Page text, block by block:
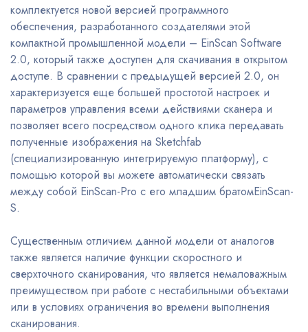
комплектуется новой версией программного
обеспечения, разработанного создателями этой
компактной промышленной модели – EinScan Software
2.0, который также доступен для скачивания в открытом
доступе. В сравнении с предыдущей версией 2.0, он
характеризуется еще большей простотой настроек и
параметров управления всеми действиями сканера и
позволяет всего посредством одного клика передавать
полученные изображения на Sketchfab
(специализированную интегрируемую платформу), с
помощью которой вы можете автоматически связать
между собой EinScan-Pro с его младшим братомEinScan-
S.
Существенным отличием данной модели от аналогов
также является наличие функции скоростного и
сверхточного сканирования, что является немаловажным
преимуществом при работе с нестабильными объектами
или в условиях ограничения во времени выполнения
сканирования.